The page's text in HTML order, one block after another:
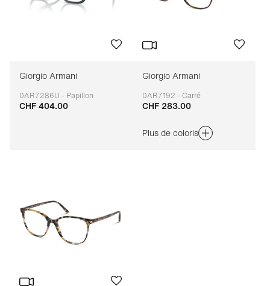
Giorgio Armani
0AR7286U - Papillon
Adaptable
CHF 404.00
Giorgio Armani
0AR7192 - Carré
Adaptable
CHF 283.00
Plus de coloris